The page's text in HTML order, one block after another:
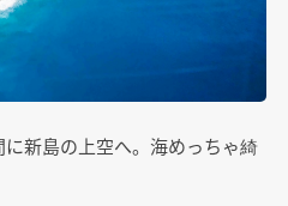
新島の上空へ。海めっちゃ綺